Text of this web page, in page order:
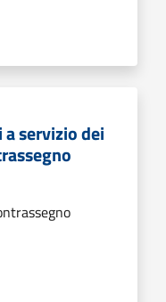
servizio dei